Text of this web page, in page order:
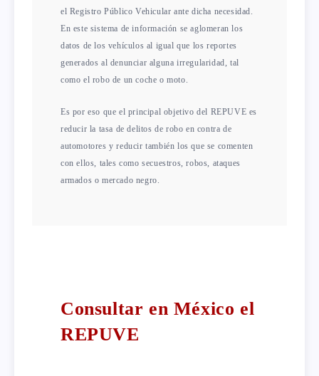
el Registro Público Vehicular ante dicha necesidad.
En este sistema de información se aglomeran los
datos de los vehículos al igual que los reportes
generados al denunciar alguna irregularidad, tal
como el robo de un coche o moto.
Es por eso que el principal objetivo del REPUVE es
reducir la tasa de delitos de robo en contra de
automotores y reducir también los que se comenten
con ellos, tales como secuestros, robos, ataques
armados o mercado negro.
Consultar en México el
REPUVE